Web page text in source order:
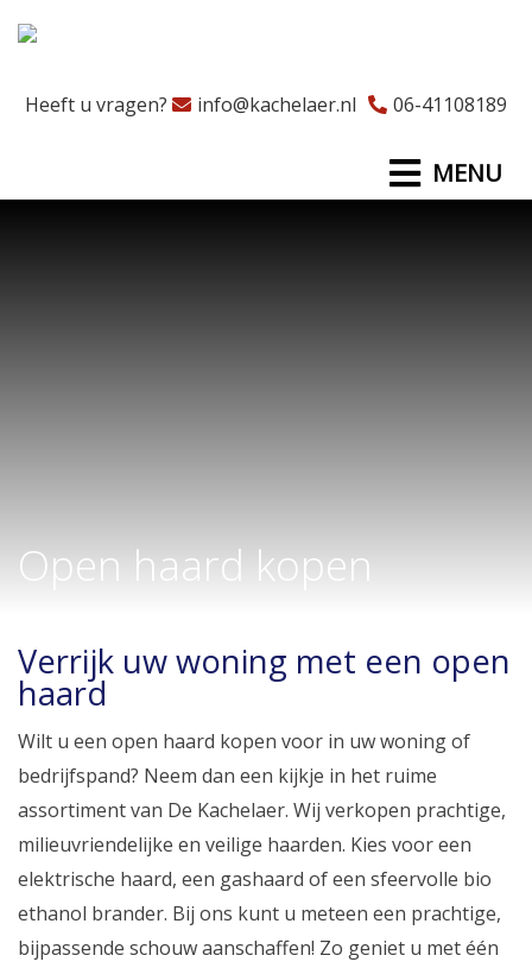
Heeft u vragen? info@kachelaer.nl 06-41108189
MENU
Open haard kopen
Verrijk uw woning met een open
haard
Wilt u een open haard kopen voor in uw woning of
bedrijfspand? Neem dan een kijkje in het ruime
assortiment van De Kachelaer. Wij verkopen prachtige,
milieuvriendelijke en veilige haarden. Kies voor een
elektrische haard, een gashaard of een sfeervolle bio
ethanol brander. Bij ons kunt u meteen een prachtige,
bijpassende schouw aanschaffen! Zo geniet u met één